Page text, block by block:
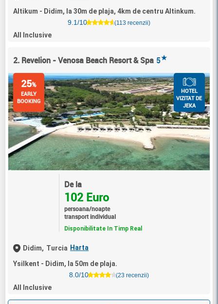
Altikum - Didim, la 30m de plaja, 4km de centru Altinkum.
9.1/10
(113 recenzii)
All Inclusive
2. Revelion - Venosa Beach Resort & Spa 5★
25%
EARLY
BOOKING
HOTEL
VIZITAT DE
JEKA
De la
102 Euro
persoana/noapte
transport individual
Disponibilitate In Timp Real
Didim, Turcia Harta
Ysilkent - Didim, la 50m de plaja.
8.0/10
(23 recenzii)
All Inclusive